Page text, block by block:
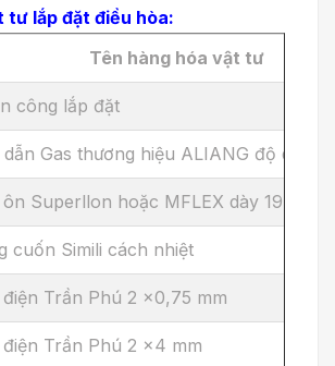
tư lắp đặt điều hòa:
Tên hàng hóa vật tư
công lắp đặt
dẫn Gas thương hiệu ALIANG độ dày
Superllon hoặc MFLEX dày 19 mm
cuốn Simili cách nhiệt
điện Trần Phú 2 x0,75 mm
điện Trần Phú 2 x4 mm